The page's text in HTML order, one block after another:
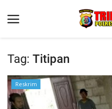
Beranda
Terms & Conditions
Tag: Titipan
Reskrim